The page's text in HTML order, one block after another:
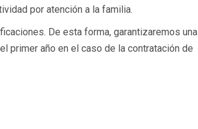
por atención a la familia.
De esta forma, garantizaremos una
primer año en el caso de la contratación de